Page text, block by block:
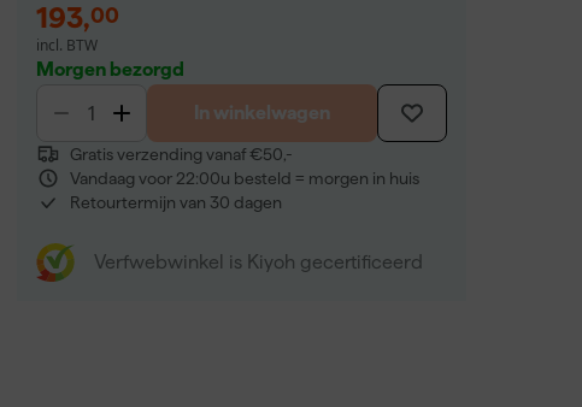
193,00
incl. BTW
Morgen bezorgd
In winkelwagen
Gratis verzending vanaf €50,-
Vandaag voor 22:00u besteld = morgen in huis
Retourtermijn van 30 dagen
Verfwebwinkel is Kiyoh gecertificeerd